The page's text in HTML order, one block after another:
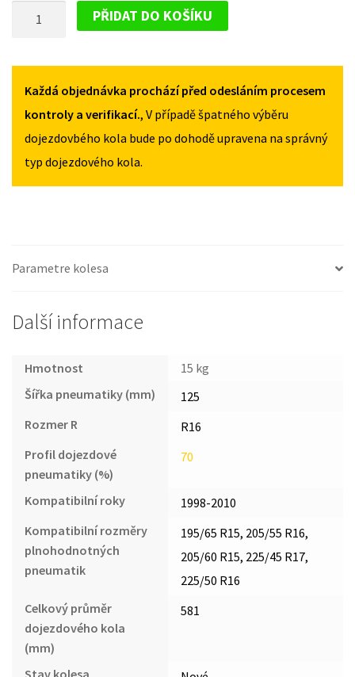
BEETLE
1998-
1998-
NEW
BEETLE
1998-
125/70R16
MNOŽSTVÍ
PŘIDAT DO KOŠÍKU
Každá objednávka prochází před odesláním procesem
kontroly a verifikací., V případě špatného výběru
dojezdovbého kola bude po dohodě upravena na správný
typ dojezdového kola.
Parametre kolesa
Další informace
Hmotnost
15 kg
Šířka pneumatiky (mm)
125
Rozmer R
R16
Profil dojezdové
pneumatiky (%)
70
Kompatibilní roky
1998-2010
Kompatibilní rozměry
plnohodnotných
pneumatik
195/65 R15, 205/55 R16,
205/60 R15, 225/45 R17,
225/50 R16
Celkový průměr
dojezdového kola
(mm)
581
Stav kolesa